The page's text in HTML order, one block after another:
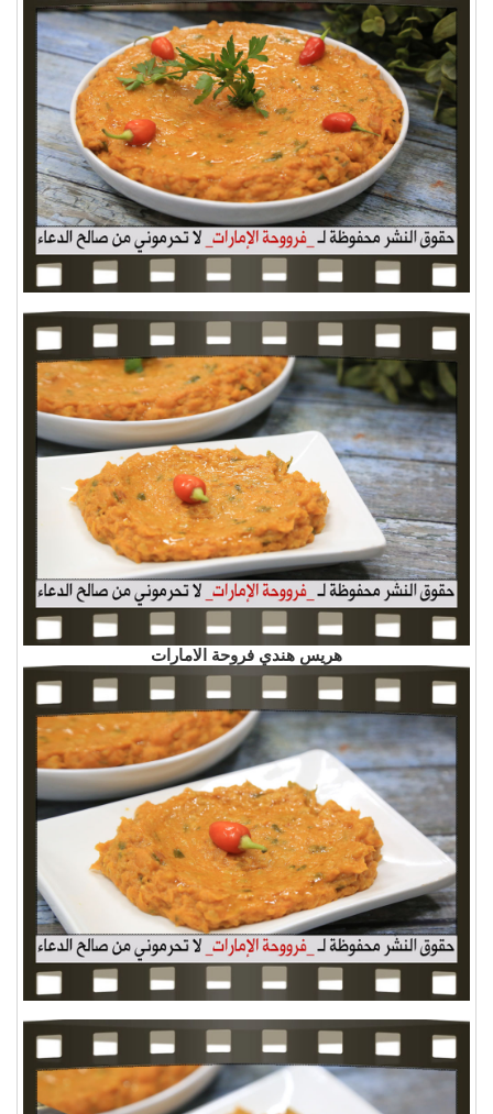
هريس هندي فروحة الامارات